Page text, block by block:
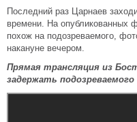
Последний раз Царнаев
времени. На опубликованных
похож на подозреваемого,
накануне вечером.
Прямая трансляция из
задержать подозреваемого